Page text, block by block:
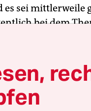
es sei mittlerweile
bei dem
das ganz
ist man sehr